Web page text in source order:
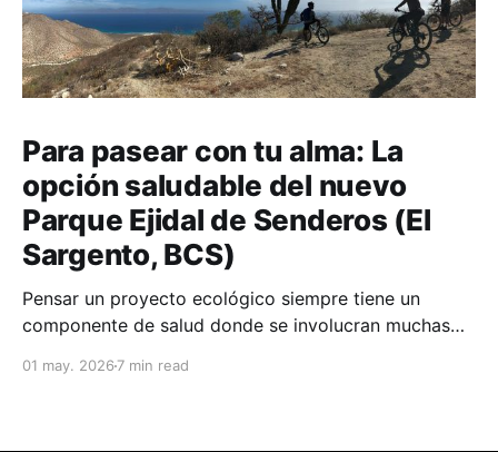
Para pasear con tu alma: La
opción saludable del nuevo
Parque Ejidal de Senderos (El
Sargento, BCS)
Pensar un proyecto ecológico siempre tiene un
componente de salud donde se involucran muchas
como principal motor las personas que les gusta
01 may. 2026 7 min read